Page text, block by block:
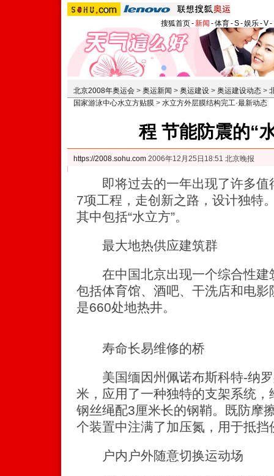
搜狐首页-新闻 -体育-S-娱乐-V-
北京2008年奥运会 > 奥运新闻 > 奥运建设 > 奥运建设动态 >
国家游泳中心水立方贴膜 > 水立方外层膜结构完工·最新动态
程 节能防震的“
https://2008.sohu.com 2006年12月25日18:51 北京晚报
即将过去的一年出现了许多值
7项工程，走创新之路，设计独特
其中包括“水立方”。
最大地热供应建筑群
在中国北京出现一个综合性建
包括体育馆、酒吧、干洗店和电
是660处地热井。
寿命长易维修的桥
美国缅因州佩诺布斯科特-纳罗
米，应用了一种独特的支架系统
钢丝绳配3厘米长的钢鞘。既防摩
个装置中注满了加压氮，用于抵
户内户外随意切换运动场